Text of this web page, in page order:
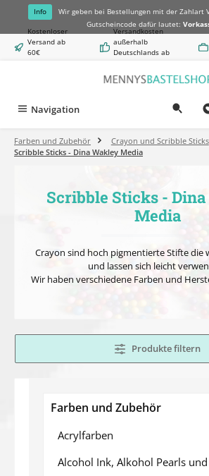
springen
Info Wir geben bei Bestellungen mit der Zahlart
Gutscheincode dafür lautet:
Kostenloser
Versand ab
60€
Versandkosten
außerhalb
Deutschlands ab
Navigation
Farben und Zubehör
Crayon und Scribble Sticks
Scribble Sticks - Dina Wakley Media
Scribble Sticks -
Media
Crayon sind hoch pigmentierte Stifte die
und lassen sich leicht
Wir haben verschiedene Farben und
Produkte filtern
Farben und Zubehör
Acrylfarben
Alcohol Ink, Alkohol Pearls